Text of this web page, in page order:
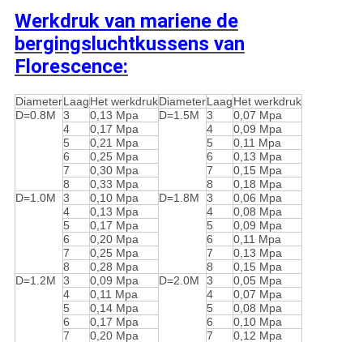
Werkdruk van mariene de
bergingsluchtkussens van
Florescence:
DiameterLaagHet werkdrukDiameterLaagHet werkdruk
D=0.8M
3 0,13 Mpa D=1.5M 3
0,07 Mpa
4
0,17 Mpa 4
0,09 Mpa
5
0,21 Mpa 5
0,11 Mpa
6
0,25 Mpa 6
0,13 Mpa
7
0,30 Mpa 7
0,15 Mpa
8
0,33 Mpa 8
0,18 Mpa
D=1.0M
3 0,10 Mpa D=1.8M 3
0,06 Mpa
4
0,13 Mpa 4
0,08 Mpa
5
0,17 Mpa 5
0,09 Mpa
6
0,20 Mpa 6
0,11 Mpa
7
0,25 Mpa 7
0,13 Mpa
8
0,28 Mpa 8
0,15 Mpa
D=1.2M
3 0,09 Mpa D=2.0M 3
0,05 Mpa
4
0,11 Mpa 4
0,07 Mpa
5
0,14 Mpa 5
0,08 Mpa
6
0,17 Mpa 6
0,10 Mpa
7
0,20 Mpa 7 0,12 Mpa